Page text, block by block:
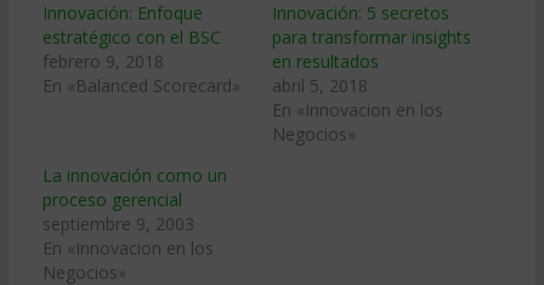
Innovación: Enfoque
estratégico con el BSC
febrero 9, 2018
En «Balanced Scorecard»
Innovación: 5 secretos
para transformar insights
en resultados
abril 5, 2018
En «Innovacion en los
Negocios»
La innovación como un
proceso gerencial
septiembre 9, 2003
En «Innovacion en los
Negocios»